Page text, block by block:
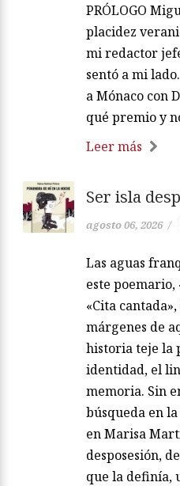
PRÓLOGO
placidez
mi redactor
sentó a mi
a Mónaco con
qué premio y
Leer más
Ser isla
agosto 06, 2026 /
Las aguas
este
«Cita
márgenes de
historia teje la
identidad, el
memoria. Sin
búsqueda en
en Marisa
desposesión,
que la definía,